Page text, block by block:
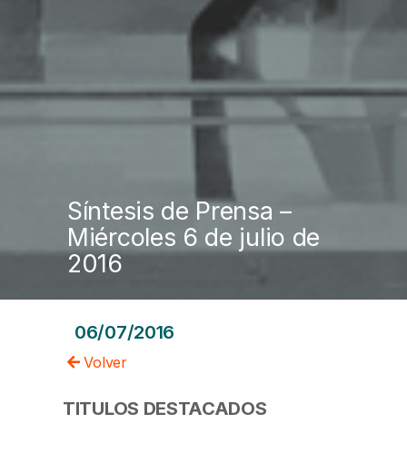
Síntesis de Prensa –
Miércoles 6 de julio de
2016
06/07/2016
Volver
TITULOS DESTACADOS